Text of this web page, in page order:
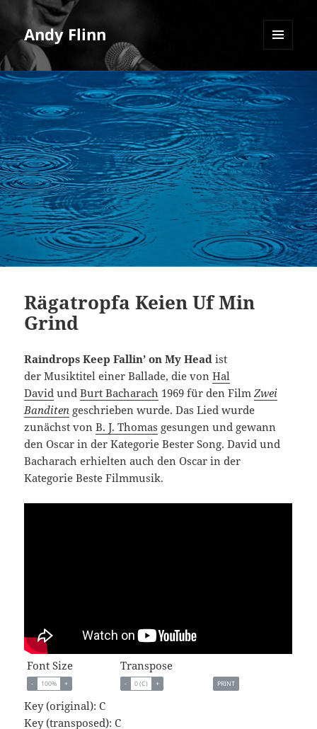
Andy Flinn
Rägatropfa Keien Uf Min
Grind
Raindrops Keep Fallin’ on My Head ist
der Musiktitel einer Ballade, die vonHal
David undBurt Bacharach 1969 für den FilmZwei
Banditen geschrieben wurde. Das Lied wurde
zunächst vonB. J. Thomas gesungen und gewann
den Oscar in der Kategorie Bester Song. David und
Bacharach erhielten auch den Oscar in der
Kategorie Beste Filmmusik.
Font Size
- 100% +
Transpose
- 0 (C) + PRINT
Key (original): C
Key (transposed):C